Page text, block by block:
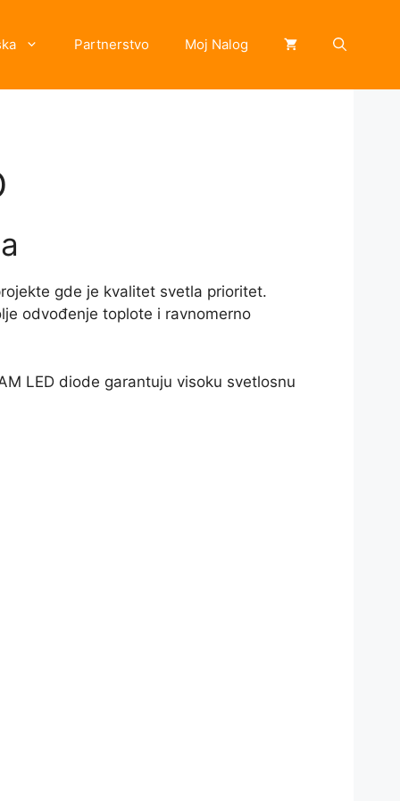
Partnerstvo Moj Nalog
gde je kvalitet svetla prioritet.
odvođenje toplote i ravnomerno
LED diode garantuju visoku svetlosnu